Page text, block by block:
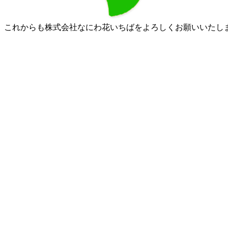
これからも株式会社なにわ花いちばをよろしくお願いいたし